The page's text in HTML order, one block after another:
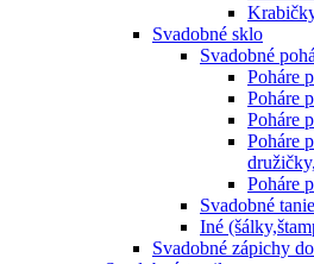
Svadobné sklo
Svadobné
Poháre
Poháre
Poháre
Poháre
Poháre
Svadobné
Iné
Svadobné zápichy